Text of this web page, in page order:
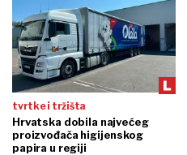
tvrtke i tržišta
Hrvatska dobila najvećeg
proizvođača higijenskog
papira u regiji